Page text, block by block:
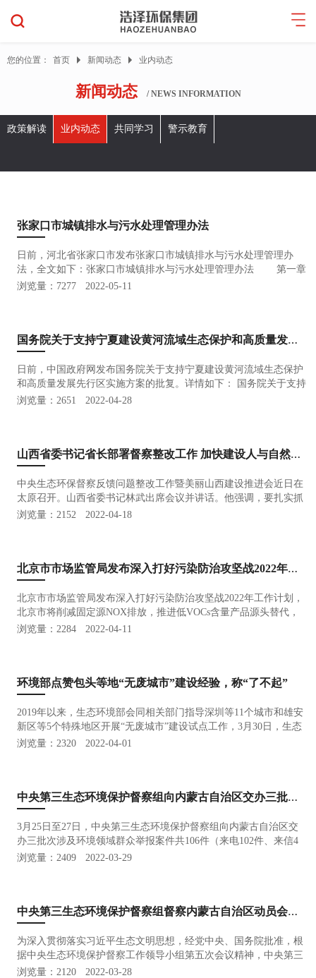
您的位置： 首页 新闻动态 业内动态
新闻动态 / NEWS INFORMATION
政策解读 业内动态 共同学习 警示教育
张家口市城镇排水与污水处理管理办法
日前，河北省张家口市发布张家口市城镇排水与污水处理管理办
法，全文如下：张家口市城镇排水与污水处理管理办法 第一章
总 则 第一条 为了加强排水与污水处理管理，保障城镇排水与
浏览量：7277 2022-05-11
国务院关于支持宁夏建设黄河流域生态保护和高质量发展先行区实施方案的批复
日前，中国政府网发布国务院关于支持宁夏建设黄河流域生态保护
和高质量发展先行区实施方案的批复。详情如下： 国务院关于支持
宁夏建设黄河流域生态保护和高质量发展先行区实施方案的批复国
浏览量：2651 2022-04-28
山西省委书记省长部署督察整改工作 加快建设人与自然和谐共生的美丽山西
中央生态环保督察反馈问题整改工作暨美丽山西建设推进会近日在
太原召开。山西省委书记林武出席会议并讲话。他强调，要扎实抓
好中央生态环保督察反馈问题整改，深入打好污染防治攻坚战，加
浏览量：2152 2022-04-18
北京市市场监管局发布深入打好污染防治攻坚战2022年工作计划
北京市市场监管局发布深入打好污染防治攻坚战2022年工作计划，
北京市将削减固定源NOX排放，推进低VOCs含量产品源头替代，
详情如下：市市场监管局发布深入打好污染防治攻坚战2022年工作
浏览量：2284 2022-04-11
环境部点赞包头等地“无废城市”建设经验，称“了不起”
2019年以来，生态环境部会同相关部门指导深圳等11个城市和雄安
新区等5个特殊地区开展“无废城市”建设试点工作，3月30日，生态
环境部固体废物与化学品司司长任勇在环境部例行发布会上介绍
浏览量：2320 2022-04-01
中央第三生态环境保护督察组向内蒙古自治区交办三批共106件群众信访举报件
3月25日至27日，中央第三生态环境保护督察组向内蒙古自治区交
办三批次涉及环境领域群众举报案件共106件（来电102件、来信4
件），其中列为重点关注案件16件，分别是鄂尔多斯5件、赤峰3
浏览量：2409 2022-03-29
中央第三生态环境保护督察组督察内蒙古自治区动员会在呼和浩特召开
为深入贯彻落实习近平生态文明思想，经党中央、国务院批准，根
据中央生态环境保护督察工作领导小组第五次会议精神，中央第三
生态环境保护督察组近日进驻内蒙古自治区开展生态环境保护督
浏览量：2120 2022-03-28